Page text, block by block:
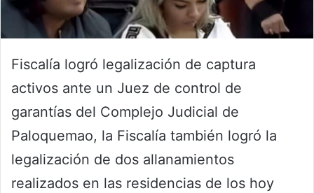
Fiscalía logró legalización de captura
activos ante un Juez de control de
garantías del Complejo Judicial de
Paloquemao, la Fiscalía también logró la
legalización de dos allanamientos
realizados en las residencias de los hoy